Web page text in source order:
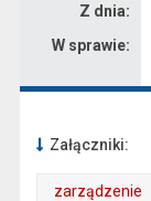
Z dnia:
W sprawie:
Załączniki:
zarządzenie